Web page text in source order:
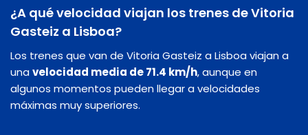
¿A qué velocidad viajan los trenes de Vitoria
Gasteiz a Lisboa?
Los trenes que van de Vitoria Gasteiz a Lisboa viajan a
unavelocidad media de 71.4 km/h, aunque en
algunos momentos pueden llegar a velocidades
máximas muy superiores.